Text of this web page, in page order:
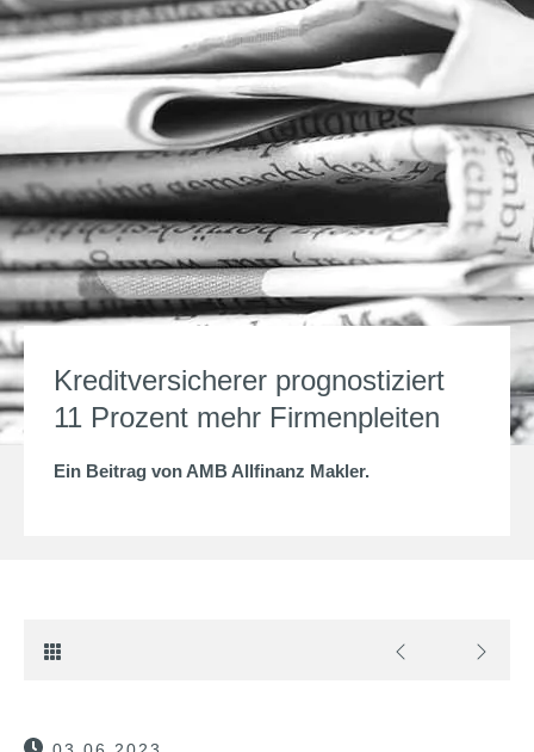
Kreditversicherer prognostiziert
11 Prozent mehr Firmenpleiten
Ein Beitrag von AMB Allfinanz Makler.